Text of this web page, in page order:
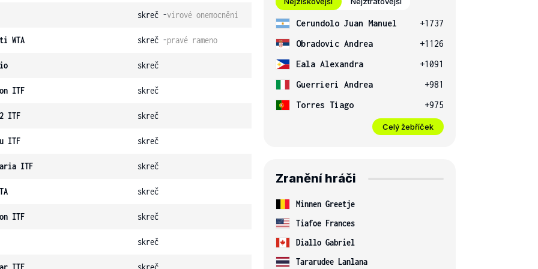
skreč -virové onemocnění
WTA skreč -pravé rameno
skreč
ITF skreč
ITF skreč
ITF skreč
ITF skreč
skreč
ITF skreč
skreč
ITF skreč
Cerundolo Juan Manuel
+1737
Obradovic Andrea
+1126
Eala Alexandra
+1091
Guerrieri Andrea
+981
Torres Tiago
+975
Celý žebříček
Zranění hráči
Minnen Greetje
Tiafoe Frances
Diallo Gabriel
Tararudee Lanlana